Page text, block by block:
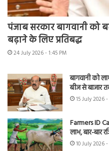
पंजाब सरकार बागवानी को
बढ़ाने के लिए प्रतिबद्ध
24 July 2026 - 1:45 PM
बागवानी को
बीज से बाजार
15 July 2026
Farmers ID
लाभ, बार-बार
10 July 2026